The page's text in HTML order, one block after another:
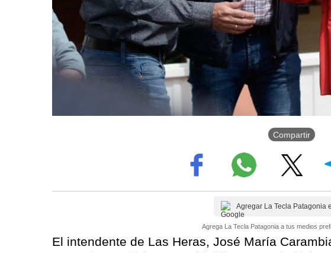
Compartir
Agregar La Tecla Patagonia
Agrega La Tecla Patagonia a tus medios
El intendente de Las Heras, José María